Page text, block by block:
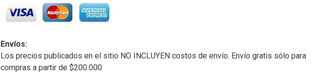
Envíos:
Los precios publicados en el sitio NO INCLUYEN costos de envío. Envío gratis sólo para
compras a partir de $200.000